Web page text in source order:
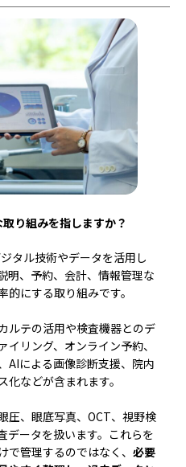
り組みを指しますか？
タル技術やデータを活用し
明、予約、会計、情報管理な
的にする取り組みです。
ルテの活用や検査機器とのデ
イリング、オンライン予約、
AIによる画像診断支援、院内
化などが含まれます。
圧、眼底写真、OCT、視野検
データを扱います。これらを
で管理するのではなく、 必要